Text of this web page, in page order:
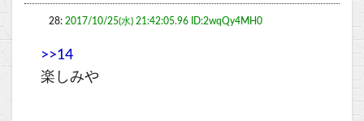
28: 2017/10/25(水) 21:42:05.96 ID:2wqQy4MH0
>>14
楽しみや